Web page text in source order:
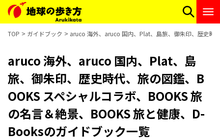
TOP ガイドブック aruco 海外、aruco 国内、Plat、島旅、御朱印、歴史時
aruco 海外、aruco 国内、Plat、島
旅、御朱印、歴史時代、旅の図鑑、B
OOKS スペシャルコラボ、BOOKS 旅
の名言＆絶景、BOOKS 旅と健康、D-
Booksのガイドブック一覧